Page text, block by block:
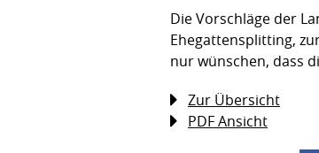
Die Vorschläge der
Ehegattensplitting,
nur wünschen, dass
Zur Übersicht
PDF Ansicht